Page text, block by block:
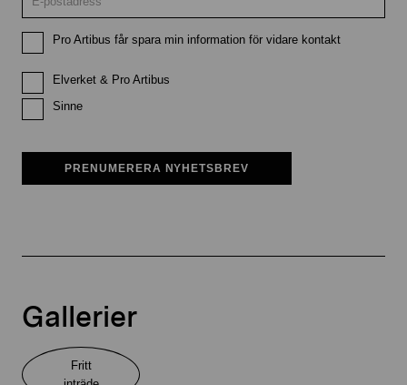
Pro Artibus får spara min information för vidare kontakt
Elverket & Pro Artibus
Sinne
PRENUMERERA NYHETSBREV
Gallerier
Fritt